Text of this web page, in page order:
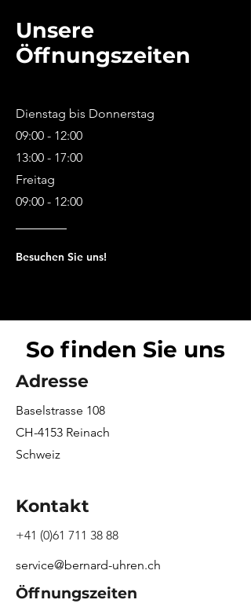
Unsere
Öffnungszeiten
Dienstag bis Donnerstag
09:00 - 12:00
13:00 - 17:00
Freitag
09:00 - 12:00
Besuchen Sie uns!
So finden Sie uns
Adresse
Baselstrasse 108
CH-4153 Reinach
Schweiz
Kontakt
+41 (0)61 711 38 88
service@bernard-uhren.ch
Öffnungszeiten